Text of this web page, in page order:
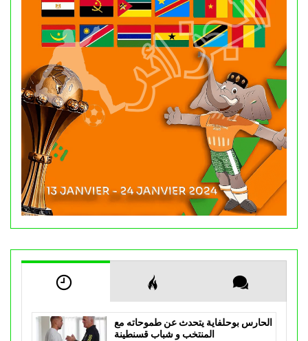
الحارس بوحلفاية يتحدث عن طموحاته مع
المنتخب و شباب قسنطينة